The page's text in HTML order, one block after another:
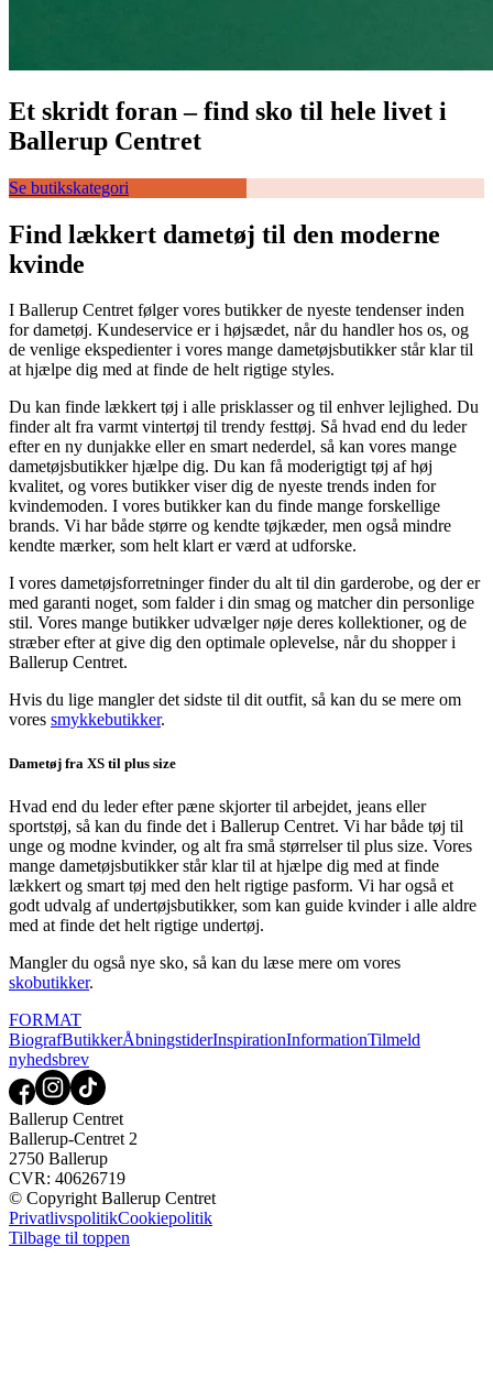
Et skridt foran – find sko til hele livet i
Ballerup Centret
Se butikskategori
Find lækkert dametøj til den moderne
kvinde
I Ballerup Centret følger vores butikker de nyeste tendenser inden
for dametøj. Kundeservice er i højsædet, når du handler hos os, og
de venlige ekspedienter i vores mange dametøjsbutikker står klar til
at hjælpe dig med at finde de helt rigtige styles.
Du kan finde lækkert tøj i alle prisklasser og til enhver lejlighed. Du
finder alt fra varmt vintertøj til trendy festtøj. Så hvad end du leder
efter en ny dunjakke eller en smart nederdel, så kan vores mange
dametøjsbutikker hjælpe dig. Du kan få moderigtigt tøj af høj
kvalitet, og vores butikker viser dig de nyeste trends inden for
kvindemoden. I vores butikker kan du finde mange forskellige
brands. Vi har både større og kendte tøjkæder, men også mindre
kendte mærker, som helt klart er værd at udforske.
I vores dametøjsforretninger finder du alt til din garderobe, og der er
med garanti noget, som falder i din smag og matcher din personlige
stil. Vores mange butikker udvælger nøje deres kollektioner, og de
stræber efter at give dig den optimale oplevelse, når du shopper i
Ballerup Centret.
Hvis du lige mangler det sidste til dit outfit, så kan du se mere om
vores smykkebutikker.
Dametøj fra XS til plus size
Hvad end du leder efter pæne skjorter til arbejdet, jeans eller
sportstøj, så kan du finde det i Ballerup Centret. Vi har både tøj til
unge og modne kvinder, og alt fra små størrelser til plus size. Vores
mange dametøjsbutikker står klar til at hjælpe dig med at finde
lækkert og smart tøj med den helt rigtige pasform. Vi har også et
godt udvalg af undertøjsbutikker, som kan guide kvinder i alle aldre
med at finde det helt rigtige undertøj.
Mangler du også nye sko, så kan du læse mere om vores
skobutikker.
FORMAT
BiografButikkerÅbningstiderInspirationInformationTilmeld
nyhedsbrev
Ballerup Centret
Ballerup-Centret 2
2750 Ballerup
CVR: 40626719
© Copyright Ballerup Centret
PrivatlivspolitikCookiepolitik
Tilbage til toppen